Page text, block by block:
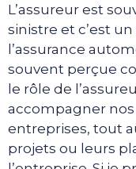
L’assureur est
sinistre et c’est
l’assurance
souvent perçue
le rôle de
accompagner
entreprises, tout
projets ou leurs